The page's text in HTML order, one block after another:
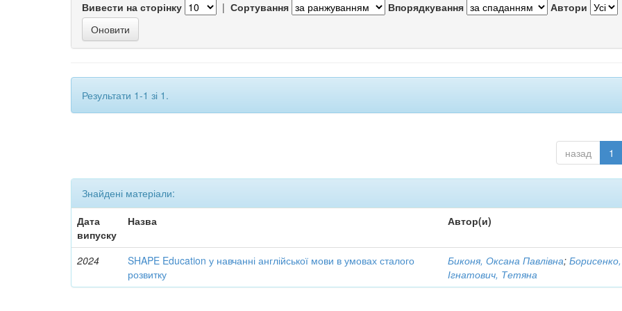
Вивести на сторінку | Сортування Впорядкування Автори
Результати 1-1 зі 1.
назад 1
Знайдені матеріали:
Дата
випуску
Назва Автор(и)
2024
SHAPE Education у навчанні англійської мови в умовах сталого
розвитку
Биконя, Оксана Павлівна;
Ігнатович, Тетяна